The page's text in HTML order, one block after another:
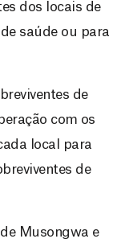
dos locais de
saúde ou para
de
com os
local para
de
Musongwa e